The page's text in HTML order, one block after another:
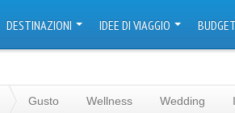
DESTINAZIONI IDEE DI VIAGGIO BUDGET
Gusto Wellness Wedding